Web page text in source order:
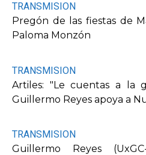
TRANSMISION
Pregón de las fiestas de
Paloma Monzón
TRANSMISION
Artiles: "Le cuentas a la
Guillermo Reyes apoya a
TRANSMISION
Guillermo Reyes